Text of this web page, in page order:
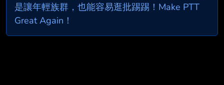
是讓年輕族群，也能容易逛批踢踢！Make PTT
Great Again！